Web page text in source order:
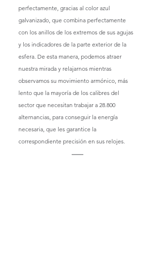
perfectamente, gracias al color azul
galvanizado, que combina perfectamente
con los anillos de los extremos de sus agujas
y los indicadores de la parte exterior de la
esfera. De esta manera, podemos atraer
nuestra mirada y relajarnos mientras
observamos su movimiento armónico, más
lento que la mayoría de los calibres del
sector que necesitan trabajar a 28.800
alternancias, para conseguir la energía
necesaria, que les garantice la
correspondiente precisión en sus relojes.